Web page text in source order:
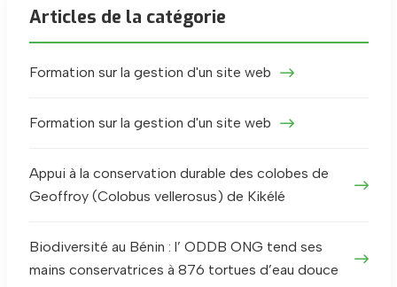
Articles de la catégorie
Formation sur la gestion d'un site web
Formation sur la gestion d'un site web
Appui à la conservation durable des colobes de
Geoffroy (Colobus vellerosus) de Kikélé
Biodiversité au Bénin : l’ ODDB ONG tend ses
mains conservatrices à 876 tortues d’eau douce